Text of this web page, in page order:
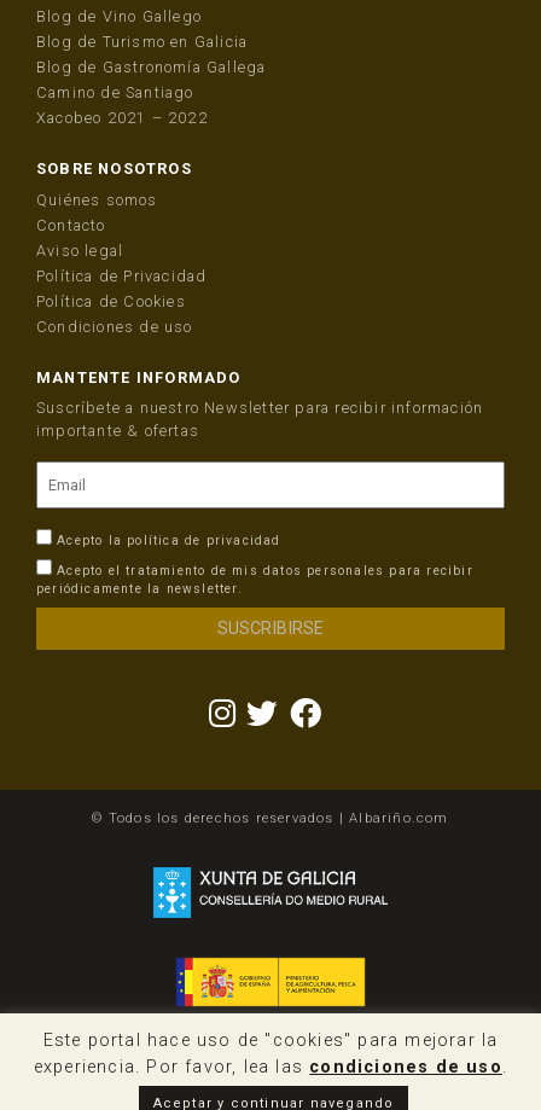
Blog de Vino Gallego
Blog de Turismo en Galicia
Blog de Gastronomía Gallega
Camino de Santiago
Xacobeo 2021 – 2022
SOBRE NOSOTROS
Quiénes somos
Contacto
Aviso legal
Política de Privacidad
Política de Cookies
Condiciones de uso
MANTENTE INFORMADO
Suscríbete a nuestro Newsletter para recibir información
importante & ofertas
Acepto la política de privacidad
Acepto el tratamiento de mis datos personales para recibir
periódicamente la newsletter.
© Todos los derechos reservados | Albariño.com
Este portal hace uso de "cookies" para mejorar la
experiencia. Por favor, lea las condiciones de uso.
Aceptar y continuar navegando